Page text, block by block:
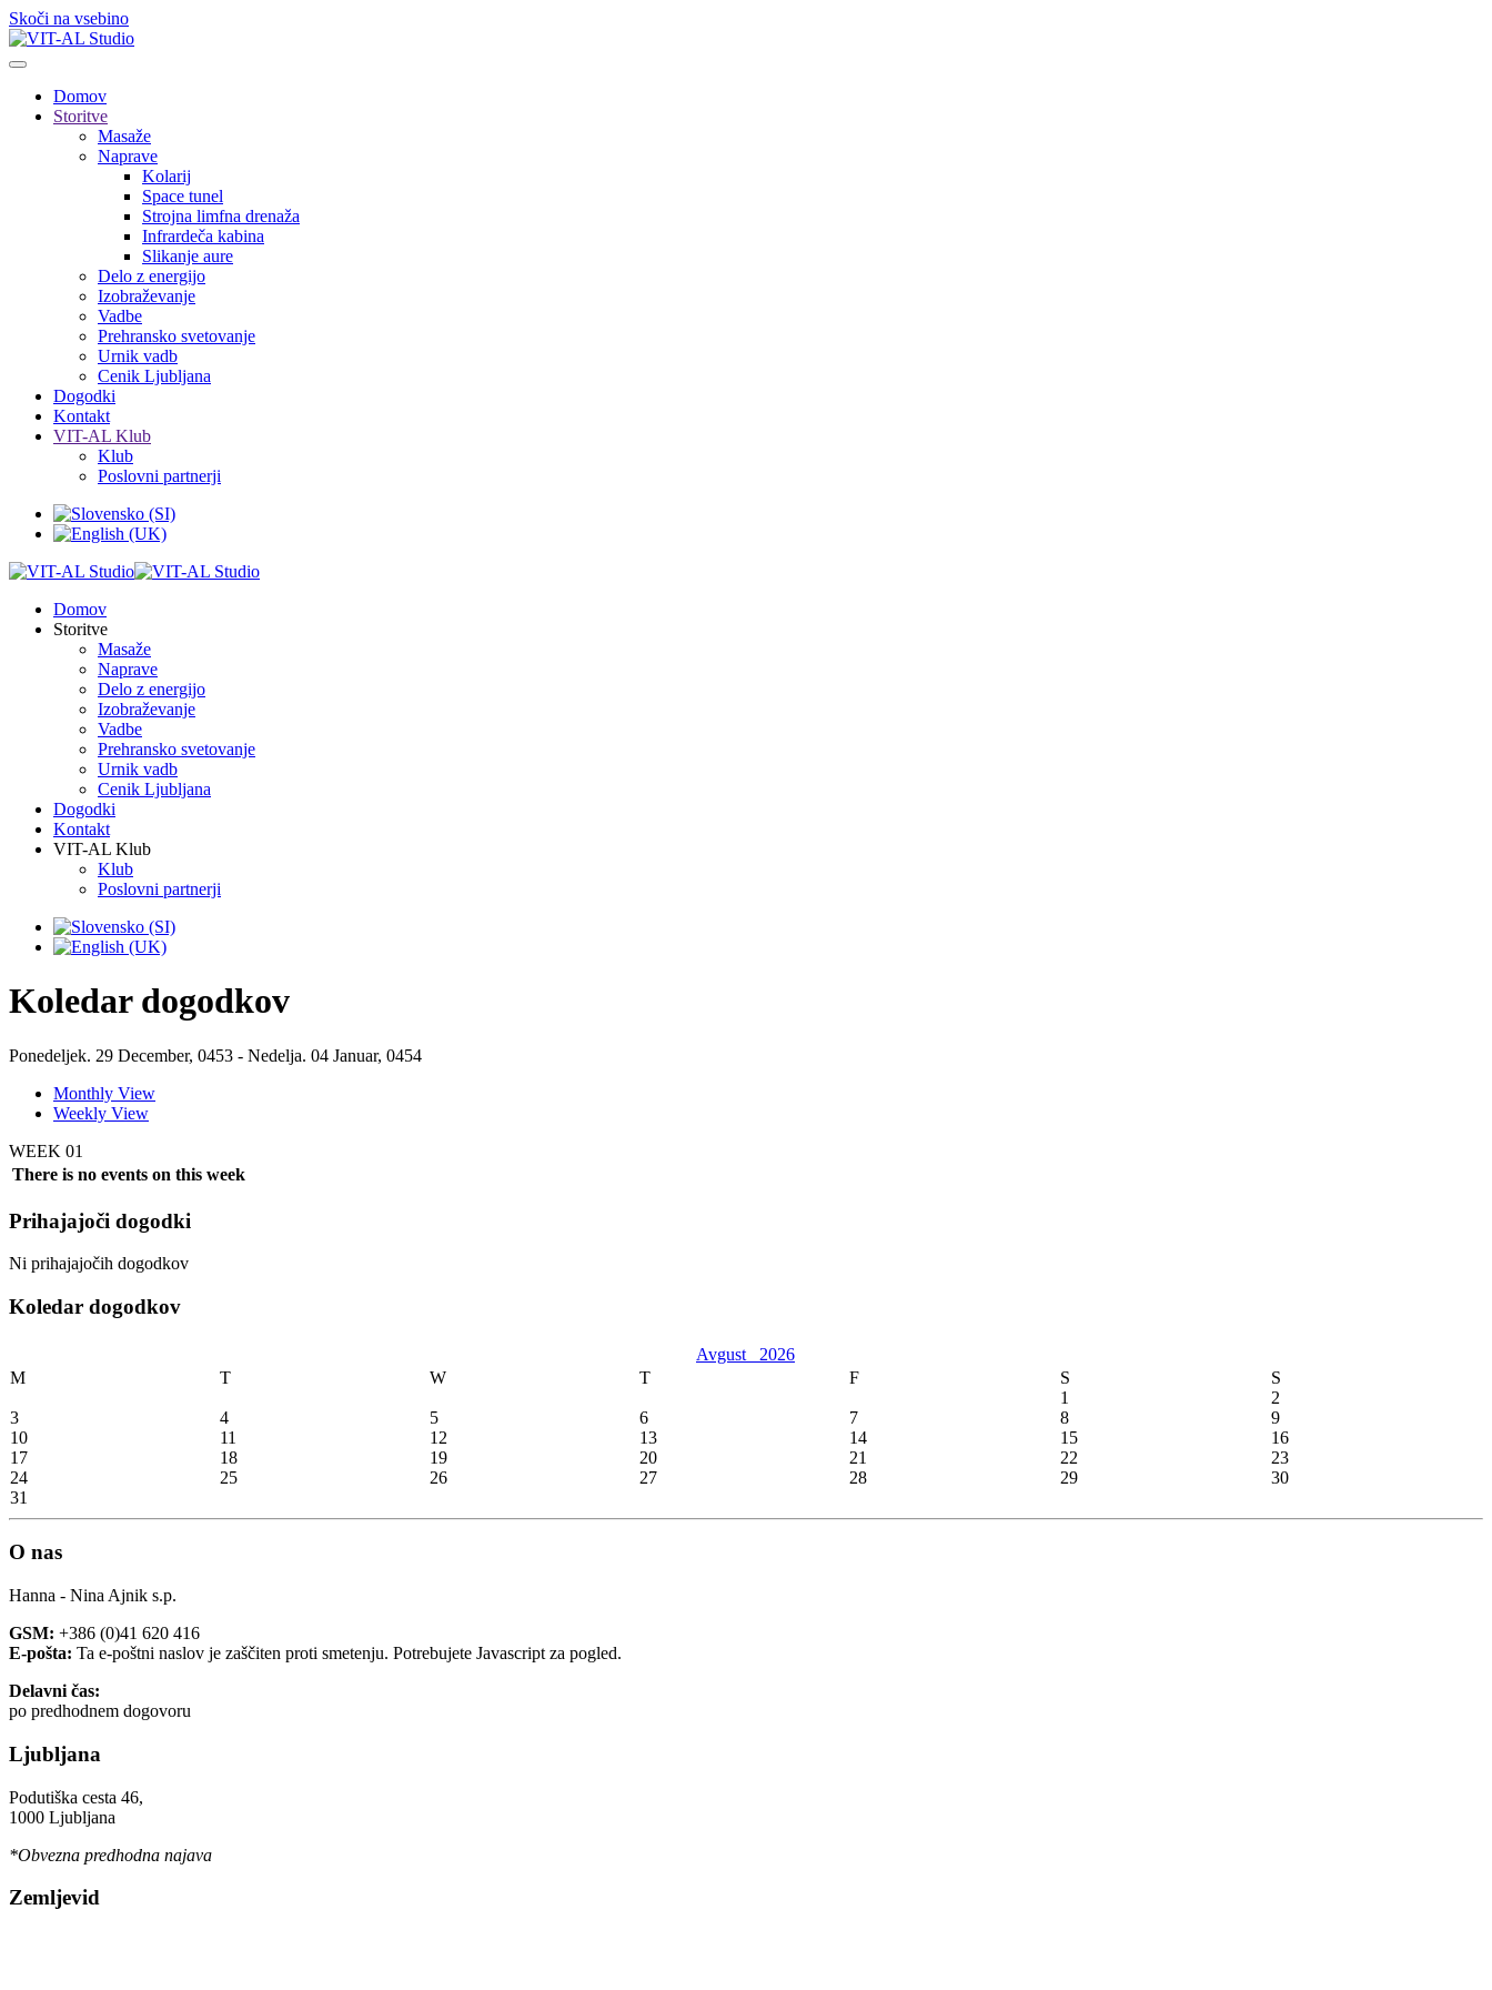
Skoči na vsebino
Domov
Storitve
Masaže
Naprave
Kolarij
Space tunel
Strojna limfna drenaža
Infrardeča kabina
Slikanje aure
Delo z energijo
Izobraževanje
Vadbe
Prehransko svetovanje
Urnik vadb
Cenik Ljubljana
Dogodki
Kontakt
VIT-AL Klub
Klub
Poslovni partnerji
Domov
Storitve
Masaže
Naprave
Delo z energijo
Izobraževanje
Vadbe
Prehransko svetovanje
Urnik vadb
Cenik Ljubljana
Dogodki
Kontakt
VIT-AL Klub
Klub
Poslovni partnerji
Koledar dogodkov
Ponedeljek. 29 December, 0453 - Nedelja. 04 Januar, 0454
Monthly View
Weekly View
WEEK 01
There is no events on this week
Prihajajoči dogodki
Ni prihajajočih dogodkov
Koledar dogodkov
Avgust 2026
M
T W T F S
S
1
2
3
4 5 6 7 8
9
10
11 12 13 14 15
16
17
18 19 20 21 22
23
24
25 26 27 28 29
30
31
O nas
Hanna - Nina Ajnik s.p.
GSM: +386 (0)41 620 416
E-pošta: Ta e-poštni naslov je zaščiten proti smetenju. Potrebujete Javascript za pogled.
Delavni čas:
po predhodnem dogovoru
Ljubljana
Podutiška cesta 46,
1000 Ljubljana
*Obvezna predhodna najava
Zemljevid